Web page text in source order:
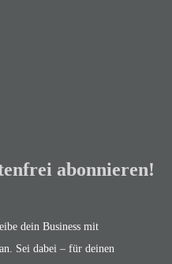
abonnieren!
dein Business mit
Sei dabei – für deinen